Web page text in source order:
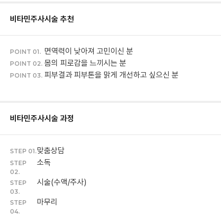
비타민주사시술 추천
POINT 01. 면역력이 낮아져 고민이신 분
POINT 02. 몸의 피로감을 느끼시는 분
POINT 03. 피부결과 피부톤을 맑게 개선하고 싶으신 분
비타민주사시술 과정
STEP 01.맞춤상담
STEP
02.
소독
STEP
03.
시술(수액/주사)
STEP
04.
마무리